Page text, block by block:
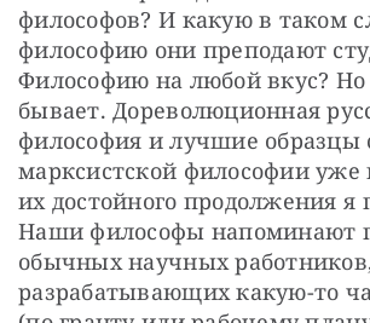
философов? И какую в таком
философию они преподают
Философию на любой вкус? Но
бывает. Дореволюционная
философия и лучшие образцы
марксистской философии
их достойного продолжения я
Наши философы напоминают
обычных научных
разрабатывающих какую-то